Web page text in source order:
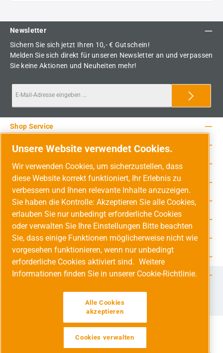
Newsletter
Sichern Sie sich jetzt Ihren 10,- € Gutschein!
Melden Sie sich direkt für unseren Newsletter an und verpassen
Sie keine Aktionen und Neuheiten mehr!
Service-Hotline
Shop Service
Rechtliche Hinweise
Unsere Vorteile
Versandarten
Zahlungsarten
Adresse
Umweltschutz & Partnerschaft
Jetzt auf Social Media folgen!
InstagramYouTubeLinkedIn
Alle Preise inkl. gesetzl. Mehrwertsteuer zzgl.
und ggf. Nachnahmegebühren, wenn nicht anders angegeben.
Unsere Website verwendet Cookies.
Wir verwenden Cookies, um sicherzustellen, dass
diese Website korrekt funktioniert, Ihr Erlebnis zu
verbessern und Ihnen relevante Inhalte anzuzeigen.
Sie haben die Kontrolle: Akzeptieren Sie alle Cookies,
erlauben Sie nur unbedingt erforderliche Cookies
oder verwalten Sie Ihre Einstellungen Bitte beachten
Sie, dass einige Funktionen möglicherweise nicht wie
vorgesehen funktionieren, wenn nur unbedingt
erforderliche Cookies aktiviert sind. Weitere
Informationen finden Sie in unserer Cookie-Richtlinie.
Alle Cookies
akzeptieren
Cookies verwalten